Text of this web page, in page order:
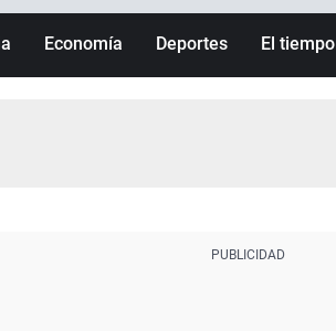
Economía Deportes El tiempo